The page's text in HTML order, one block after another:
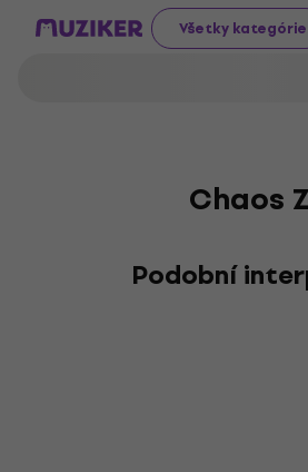
Všetky kategórie
Chaos Z
Podobní